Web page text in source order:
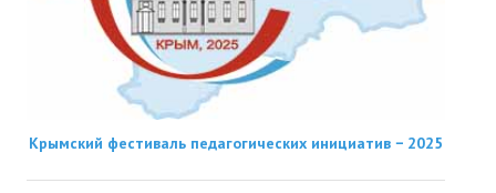
Крымский фестиваль педагогических инициатив − 2025